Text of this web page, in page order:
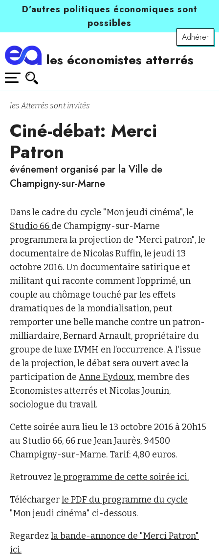
D’autres politiques économiques sont
possibles
Adhérer
les économistes atterrés
les Atterrés sont invités
Ciné-débat: Merci
Patron
événement organisé par la Ville de
Champigny-sur-Marne
Dans le cadre du cycle "Mon jeudi cinéma",le
Studio 66 de Champigny-sur-Marne
programmera la projection de "Merci patron", le
documentaire de Nicolas Ruffin, le jeudi 13
octobre 2016. Un documentaire satirique et
militant qui raconte comment l’opprimé, un
couple au chômage touché par les effets
dramatiques de la mondialisation, peut
remporter une belle manche contre un patron-
milliardaire, Bernard Arnault, propriétaire du
groupe de luxe LVMH en l’occurrence. A l'issue
de la projection, le débat sera ouvert avec la
participation de Anne Eydoux,membre des
Economistes atterrés et Nicolas Jounin,
sociologue du travail.
Cette soirée aura lieu le 13 octobre 2016 à 20h15
au Studio 66, 66 rue Jean Jaurès, 94500
Champigny-sur-Marne. Tarif: 4,80 euros.
Retrouvez le programme de cette soirée ici.
Téléchargerle PDF du programme du cycle
"Mon jeudi cinéma" ci-dessous.
Regardez la bande-annonce de "Merci Patron"
ici.